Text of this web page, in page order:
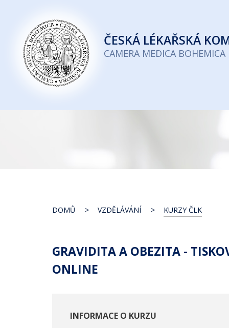
Česká
lékařská
komora
ČESKÁ LÉKAŘSKÁ
CAMERA MEDICA BOHEMICA
DOMŮ VZDĚLÁVÁNÍ KURZY ČLK
GRAVIDITA A OBEZITA -
ONLINE
INFORMACE O KURZU